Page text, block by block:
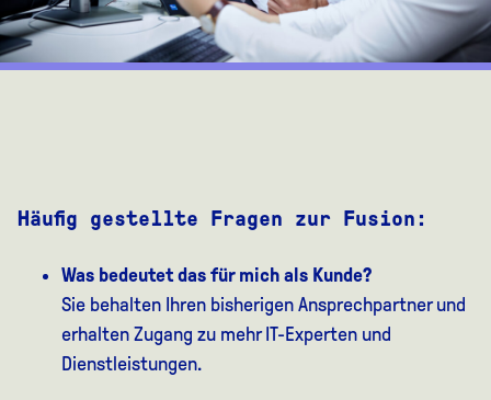
Häufig gestellte Fragen zur Fusion:
Was bedeutet das für mich als Kunde?
Sie behalten Ihren bisherigen Ansprechpartner und
erhalten Zugang zu mehr IT-Experten und
Dienstleistungen.